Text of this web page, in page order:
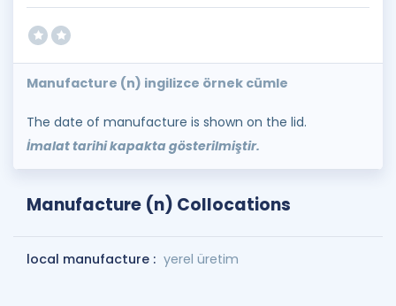
Manufacture (n) ingilizce örnek cümle
The date of manufacture is shown on the lid.
İmalat tarihi kapakta gösterilmiştir.
Manufacture (n) Collocations
local manufacture : yerel üretim